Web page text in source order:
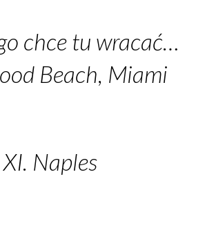
chce tu wracać…
Beach, Miami
XI. Naples